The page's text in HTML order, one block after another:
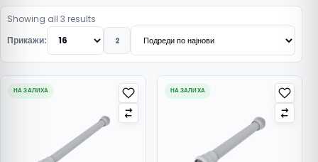
Showing all 3 results
Прикажи:
2
НА ЗАЛИХА НА ЗАЛИХА